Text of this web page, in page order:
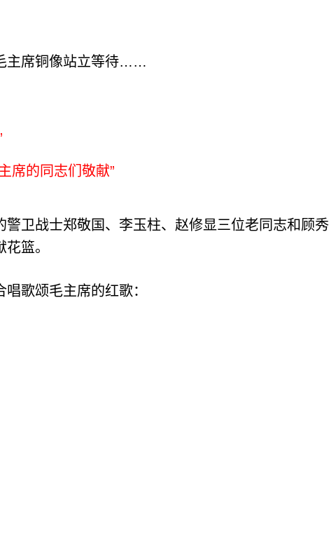
席铜像站立等待……
的同志们敬献”
卫战士郑敬国、李玉柱、赵修显三位老同志和顾秀
篮。
歌颂毛主席的红歌：